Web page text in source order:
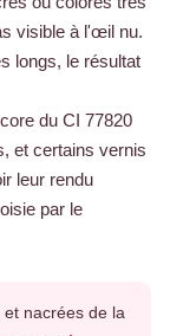
visible à l'œil nu.
longs, le résultat
du CI 77820
et certains vernis
leur rendu
par le
nacrées de la